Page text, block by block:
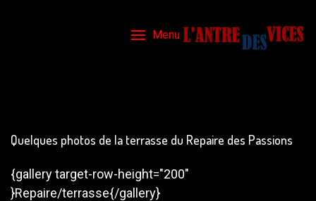
Menu
Quelques photos de la terrasse du Repaire des Passions
{gallery target-row-height="200"
}Repaire/terrasse{/gallery}